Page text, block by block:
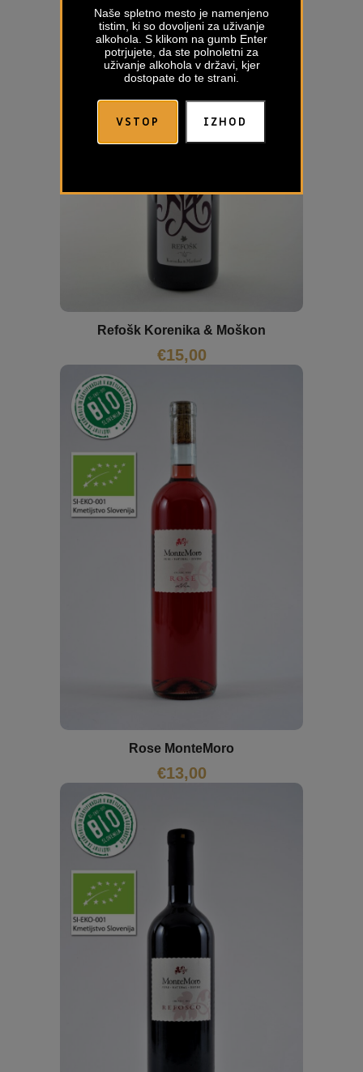
Naše spletno mesto je namenjeno
tistim, ki so dovoljeni za uživanje
alkohola. S klikom na gumb Enter
potrjujete, da ste polnoletni za
uživanje alkohola v državi, kjer
dostopate do te strani.
VSTOP IZHOD
Refošk Korenika & Moškon
€15,00
Rose MonteMoro
€13,00